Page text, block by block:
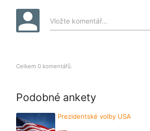
Vložte komentář...
Celkem 0 komentářů.
Podobné ankety
Prezidentské volby USA